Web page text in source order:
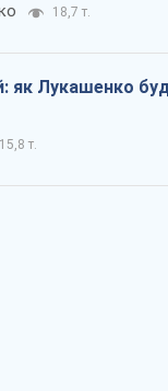
18,7 т.
як Лукашенко
15,8 т.